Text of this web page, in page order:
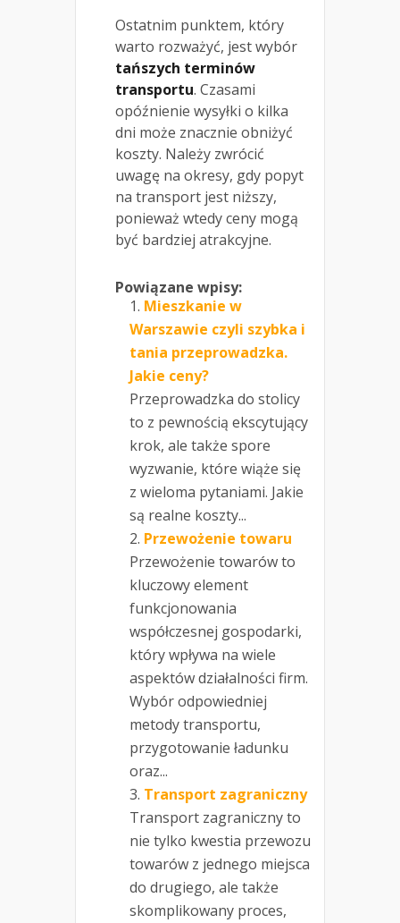
Ostatnim punktem, który
warto rozważyć, jest wybór
tańszych terminów
transportu. Czasami
opóźnienie wysyłki o kilka
dni może znacznie obniżyć
koszty. Należy zwrócić
uwagę na okresy, gdy popyt
na transport jest niższy,
ponieważ wtedy ceny mogą
być bardziej atrakcyjne.
Powiązane wpisy:
Mieszkanie w
Warszawie czyli szybka i
tania przeprowadzka.
Jakie ceny?
Przeprowadzka do stolicy
to z pewnością ekscytujący
krok, ale także spore
wyzwanie, które wiąże się
z wieloma pytaniami. Jakie
są realne koszty...
Przewożenie towaru
Przewożenie towarów to
kluczowy element
funkcjonowania
współczesnej gospodarki,
który wpływa na wiele
aspektów działalności firm.
Wybór odpowiedniej
metody transportu,
przygotowanie ładunku
oraz...
Transport zagraniczny
Transport zagraniczny to
nie tylko kwestia przewozu
towarów z jednego miejsca
do drugiego, ale także
skomplikowany proces,